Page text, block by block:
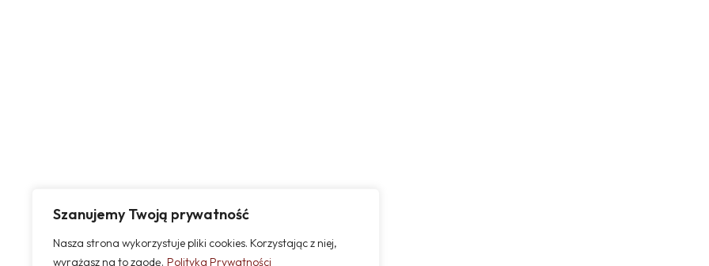
Szanujemy Twoją prywatność
Nasza strona wykorzystuje pliki cookies. Korzystając z niej,
wyrażasz na to zgodę. Polityka Prywatności